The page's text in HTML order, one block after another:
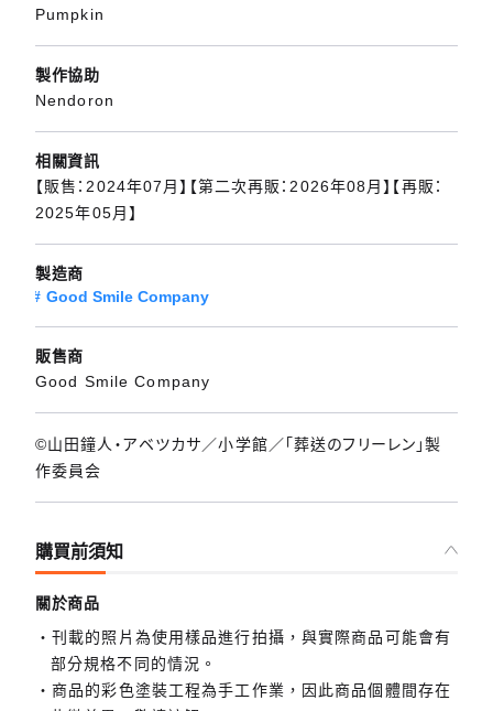
Pumpkin
製作協助
Nendoron
相關資訊
【販售：2024年07月】【第二次再販：2026年08月】【再販：
2025年05月】
製造商
Good Smile Company
販售商
Good Smile Company
©山田鐘人・アベツカサ／小学館／「葬送のフリーレン」製
作委員会
購買前須知
關於商品
刊載的照片為使用樣品進行拍攝，與實際商品可能會有
部分規格不同的情況。
商品的彩色塗裝工程為手工作業，因此商品個體間存在